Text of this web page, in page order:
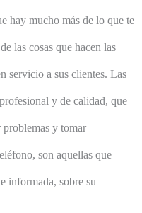
hay mucho más de lo que te
las cosas que hacen las
servicio a sus clientes. Las
y de calidad, que
problemas y tomar
son aquellas que
informada, sobre su